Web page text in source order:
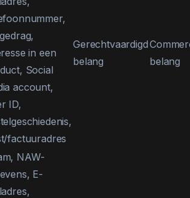
in een
Social
account,
ID,
factuuradres
Gerechtvaardigd
belang
belang
NAW-
E-